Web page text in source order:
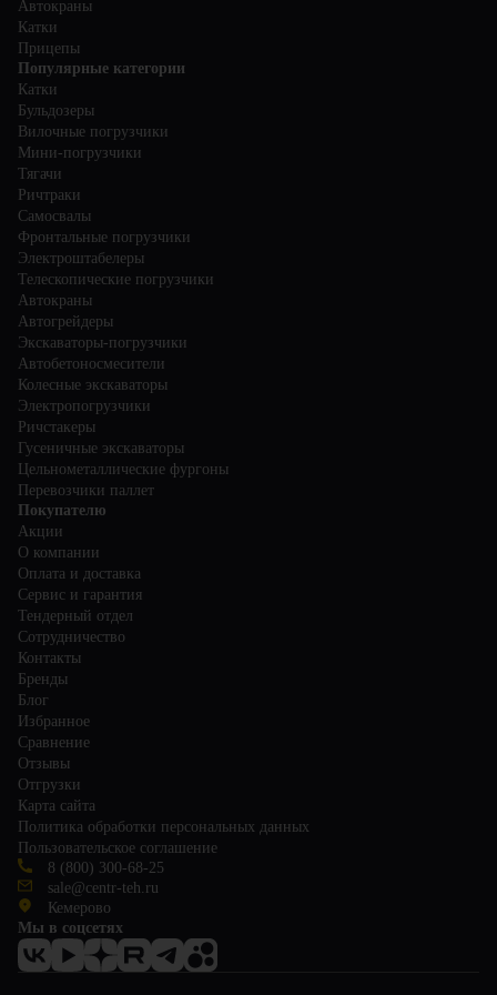
Автокраны
Катки
Прицепы
Популярные категории
Катки
Бульдозеры
Вилочные погрузчики
Мини-погрузчики
Тягачи
Ричтраки
Самосвалы
Фронтальные погрузчики
Электроштабелеры
Телескопические погрузчики
Автокраны
Автогрейдеры
Экскаваторы-погрузчики
Автобетоносмесители
Колесные экскаваторы
Электропогрузчики
Ричстакеры
Гусеничные экскаваторы
Цельнометаллические фургоны
Перевозчики паллет
Покупателю
Акции
О компании
Оплата и доставка
Сервис и гарантия
Тендерный отдел
Сотрудничество
Контакты
Бренды
Блог
Избранное
Сравнение
Отзывы
Отгрузки
Карта сайта
Политика обработки персональных данных
Пользовательское соглашение
8 (800) 300-68-25
sale@centr-teh.ru
Кемерово
Мы в соцсетях